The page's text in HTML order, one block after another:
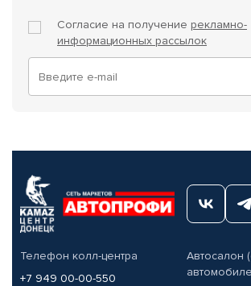
Согласие на получение рекламно-
информационных рассылок
Телефон колл-центра
+7 949 00-00-550
Автосалон